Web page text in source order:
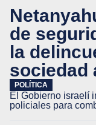
de
la
sociedad
POLÍTICA
El Gobierno israelí
policiales para